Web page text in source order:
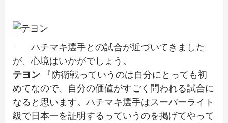
――ハチマキ選手との試合が近づいてきました
が、心境はいかがでしょう。
テヨン 『防衛戦っていうのは自分にとっても初
めてなので、自分の価値がすごく問われる試合に
なると思います。ハチマキ選手はスーパーライト
級で日本一を証明するっていうのを掲げてやって